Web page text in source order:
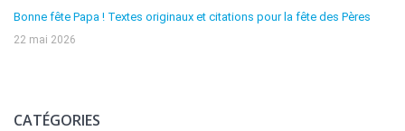
Bonne fête Papa ! Textes originaux et citations pour la fête des Pères
22 mai 2026
CATÉGORIES